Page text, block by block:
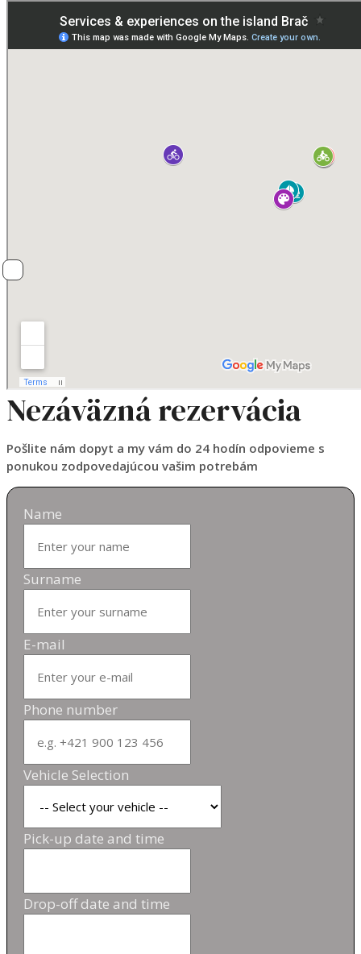
Nezáväzná rezervácia
Pošlite nám dopyt a my vám do 24 hodín odpovieme s
ponukou zodpovedajúcou vašim potrebám
Name
Surname
E-mail
Phone number
Vehicle Selection
Pick-up date and time
Drop-off date and time